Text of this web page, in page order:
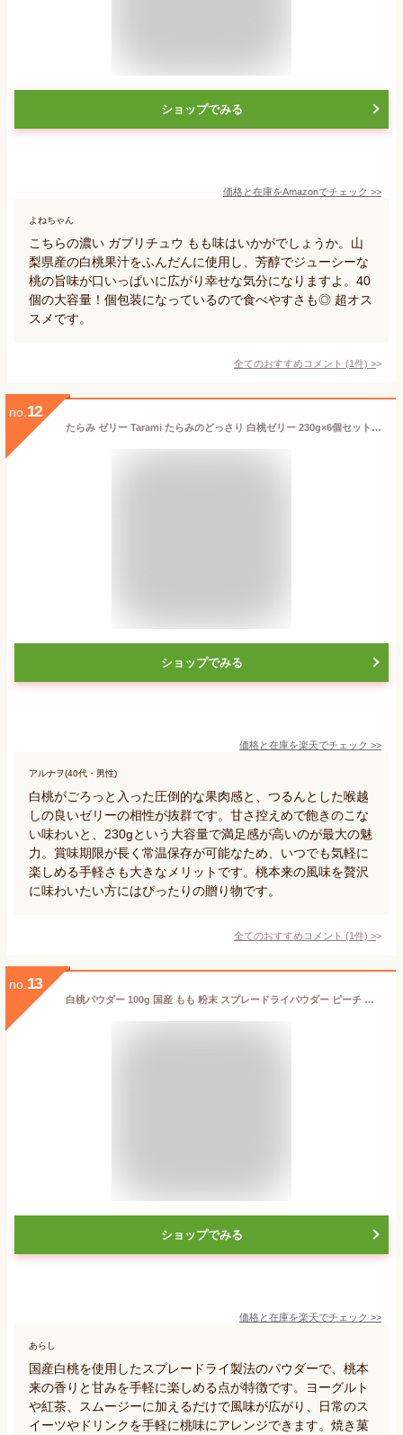
ショップでみる
価格と在庫をAmazonでチェック >>
よねちゃん
こちらの濃い ガブリチュウ もも味はいかがでしょうか。山
梨県産の白桃果汁をふんだんに使用し、芳醇でジューシーな
桃の旨味が口いっぱいに広がり幸せな気分になりますよ。40
個の大容量！個包装になっているので食べやすさも◎ 超オス
スメです。
全てのおすすめコメント (1件) >
no. 12
たらみ ゼリー Tarami たらみのどっさり 白桃ゼリー 230g×6個セット 【宅・SM】
ショップでみる
価格と在庫を楽天でチェック >>
アルナヲ(40代・男性)
白桃がごろっと入った圧倒的な果肉感と、つるんとした喉越
しの良いゼリーの相性が抜群です。甘さ控えめで飽きのこな
い味わいと、230gという大容量で満足感が高いのが最大の魅
力。賞味期限が長く常温保存が可能なため、いつでも気軽に
楽しめる手軽さも大きなメリットです。桃本来の風味を贅沢
に味わいたい方にはぴったりの贈り物です。
全てのおすすめコメント (1件) >
no. 13
白桃パウダー 100g 国産 もも 粉末 スプレードライパウダー ピーチ 果汁 日本産 桃 ヨーグルト スムージー ジュース 紅茶 お菓子作り 材料 モモ
ショップでみる
価格と在庫を楽天でチェック >>
あらし
国産白桃を使用したスプレードライ製法のパウダーで、桃本
来の香りと甘みを手軽に楽しめる点が特徴です。ヨーグルト
や紅茶、スムージーに加えるだけで風味が広がり、日常のス
イーツやドリンクを手軽に桃味にアレンジできます。焼き菓